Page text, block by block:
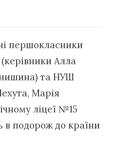
першокласники
(керівники Алла
та НУШ
Марія
ліцеї №15
в подорож до країни